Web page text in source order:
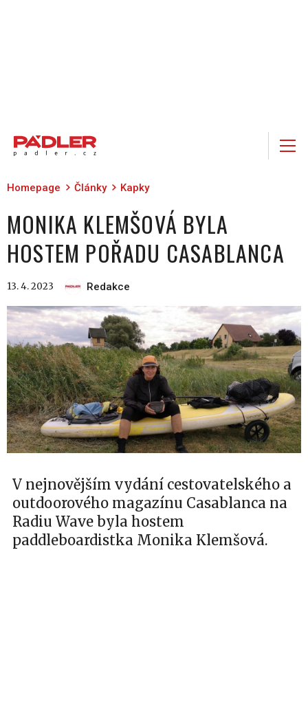
Homepage Články Kapky
MONIKA KLEMŠOVÁ BYLA
HOSTEM POŘADU CASABLANCA
13. 4. 2023 Redakce
V nejnovějším vydání cestovatelského a
outdoorového magazínu Casablanca na
Radiu Wave byla hostem
paddleboardistka Monika Klemšová.